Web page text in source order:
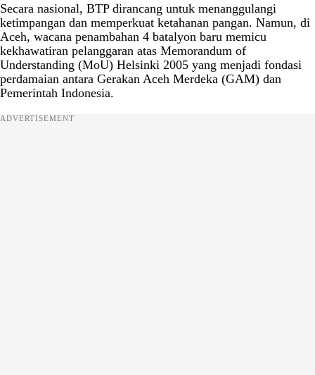
Secara nasional, BTP dirancang untuk menanggulangi
ketimpangan dan memperkuat ketahanan pangan. Namun, di
Aceh, wacana penambahan 4 batalyon baru memicu
kekhawatiran pelanggaran atas Memorandum of
Understanding (MoU) Helsinki 2005 yang menjadi fondasi
perdamaian antara Gerakan Aceh Merdeka (GAM) dan
Pemerintah Indonesia.
ADVERTISEMENT